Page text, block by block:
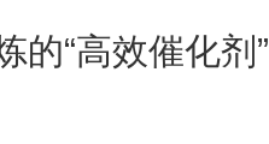
的“高效催化剂”